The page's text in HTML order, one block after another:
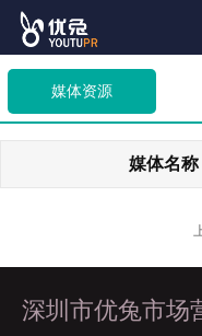
媒体资源
媒体名称
深圳市优兔市场